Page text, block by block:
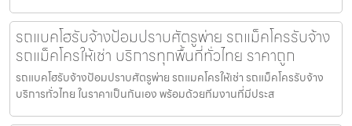
รถแบคโฮรับจ้างป้อมปราบศัตรูพ่าย รถแม็คโครรับจ้าง
รถแม็คโครให้เช่า บริการทุกพื้นที่ทั่วไทย ราคาถูก
รถแบคโฮรับจ้างป้อมปราบศัตรูพ่าย รถแมคโครให้เช่า รถแม็คโครรับจ้าง
บริการทั่วไทย ในราคาเป็นกันเอง พร้อมด้วยทีมงานที่มีประส